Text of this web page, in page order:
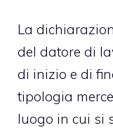
La
del datore di
di inizio e di
tipologia
luogo in cui si